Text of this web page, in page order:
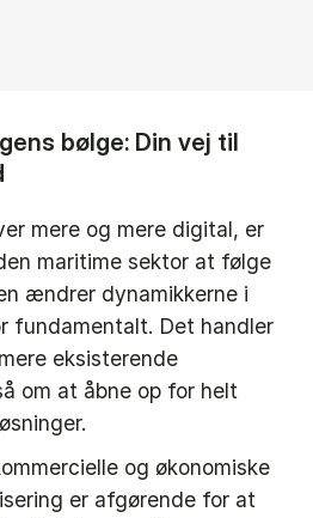
bølge: Din vej til
mere og mere digital, er
maritime sektor at følge
ændrer dynamikkerne i
fundamentalt. Det handler
eksisterende
om at åbne op for helt
og økonomiske
er afgørende for at